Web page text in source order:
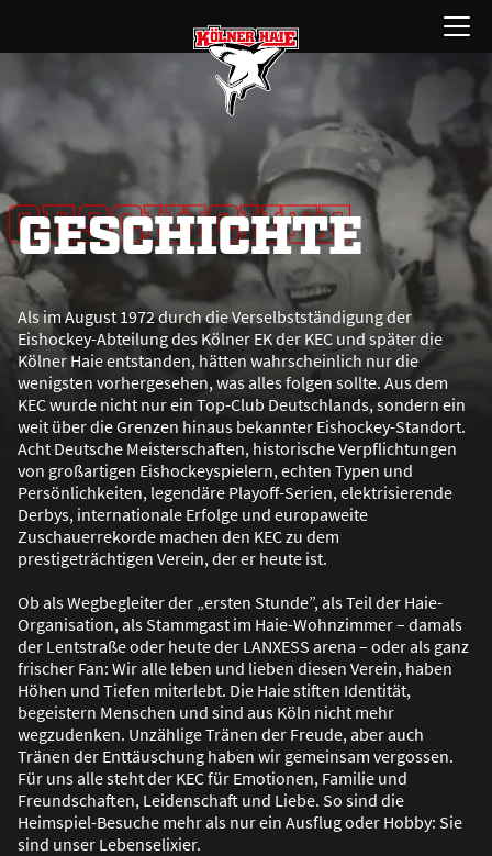
springen
Menü
öffnen
GESCHICHTE
GESCHICHTE
Als im August 1972 durch die Verselbstständigung der
Eishockey-Abteilung des Kölner EK der KEC und später die
Kölner Haie entstanden, hätten wahrscheinlich nur die
wenigsten vorhergesehen, was alles folgen sollte. Aus dem
KEC wurde nicht nur ein Top-Club Deutschlands, sondern ein
weit über die Grenzen hinaus bekannter Eishockey-Standort.
Acht Deutsche Meisterschaften, historische Verpflichtungen
von großartigen Eishockeyspielern, echten Typen und
Persönlichkeiten, legendäre Playoff-Serien, elektrisierende
Derbys, internationale Erfolge und europaweite
Zuschauerrekorde machen den KEC zu dem
prestigeträchtigen Verein, der er heute ist.
Ob als Wegbegleiter der „ersten Stunde”, als Teil der Haie-
Organisation, als Stammgast im Haie-Wohnzimmer – damals
der Lentstraße oder heute der LANXESS arena – oder als ganz
frischer Fan: Wir alle leben und lieben diesen Verein, haben
Höhen und Tiefen miterlebt. Die Haie stiften Identität,
begeistern Menschen und sind aus Köln nicht mehr
wegzudenken. Unzählige Tränen der Freude, aber auch
Tränen der Enttäuschung haben wir gemeinsam vergossen.
Für uns alle steht der KEC für Emotionen, Familie und
Freundschaften, Leidenschaft und Liebe. So sind die
Heimspiel-Besuche mehr als nur ein Ausflug oder Hobby: Sie
sind unser Lebenselixier.